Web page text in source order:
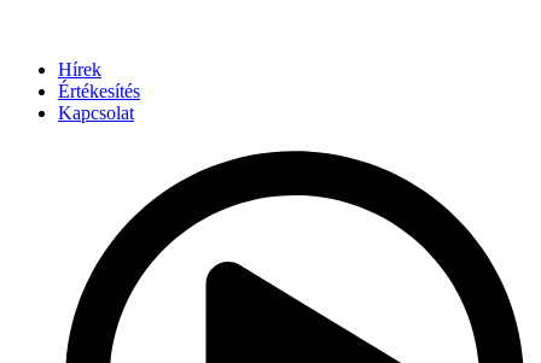
Hírek
Értékesítés
Kapcsolat